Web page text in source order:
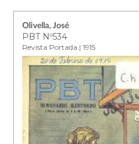
Olivella, José
PBT Nº534
Revista Portada | 1915